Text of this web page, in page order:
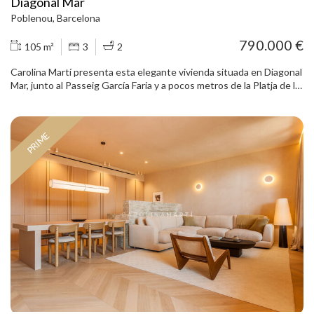
Poblenou, Barcelona
105 m² 3 2 790.000 €
Carolina Martí presenta esta elegante vivienda situada en Diagonal
Mar, junto al Passeig García Faria y a pocos metros de la Platja de la
sensación de calma, en un entorno residencial consolidado junto al
mar. La vivienda dispone de 3 dormitorios y 2 baños, con una
distribución racional que separa claramente la zona de día de la
zona de noche. El amplio salón-comedor conecta directamente con
una terraza de 14 m² orientada al mar, también accesible desde la
cocina office, creando un espacio exterior ideal para disfrutar de la
luz natural y del entorno mediterráneo. Todas las estancias
principales son exteriores, incluyendo el salón, la cocina y los
dormitorios, lo que aporta una excelente entrada de luz durante el
día. La suite principal cuenta con baño privado, vestidor y jacuzzi,
mientras que el resto de habitaciones ofrecen armarios
empotrados y una distribución cómoda y funcional. La propiedad
incorpora suelos de parquet, aire acondicionado, calefacción,
ventanas de aluminio, cuarto de aguas, plaza de aparcamiento y
PRIME